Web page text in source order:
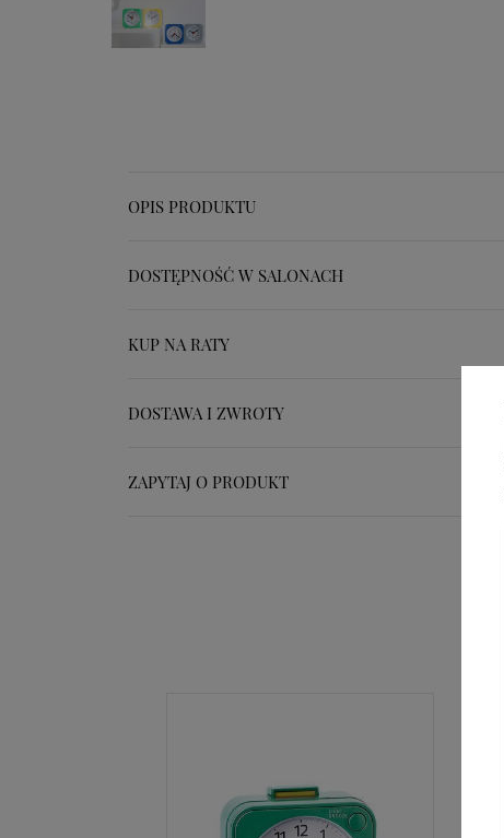
OPIS PRODUKTU
DOSTĘPNOŚĆ W SALONACH
KUP NA RATY
DOSTAWA I ZWROTY
ZAPYTAJ O PRODUKT